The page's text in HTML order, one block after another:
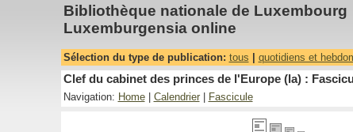
Bibliothèque nationale de Luxembourg
Luxemburgensia online
Sélection du type de publication: tous quotidiens et
Clef du cabinet des princes de l'Europe (la) :
Navigation: Home| Calendrier| Fascicule